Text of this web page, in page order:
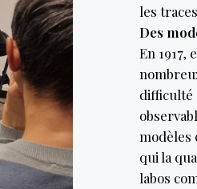
les
Des
En
difficulté
modèles
qui la
labos